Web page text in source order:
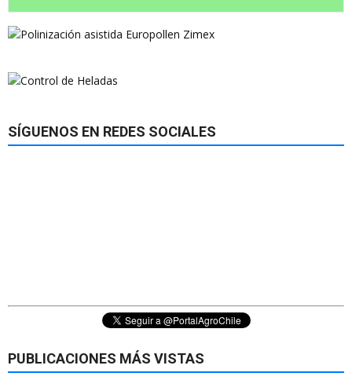
SÍGUENOS EN REDES SOCIALES
PUBLICACIONES MÁS VISTAS